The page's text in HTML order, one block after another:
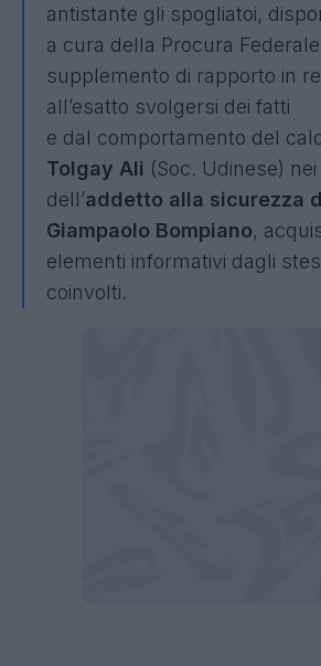
antistante gli spogliatoi,
a cura della Procura
supplemento di rapporto in
all’esatto svolgersi dei fatti
e dal comportamento del
Tolgay Ali (Soc. Udinese)
dell’addetto alla sicurezza
Giampaolo Bompiano,
elementi informativi dagli
coinvolti.